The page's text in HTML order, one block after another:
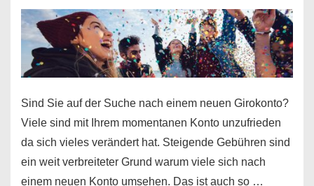
ohne
Einkommensnachweis
Sind Sie auf der Suche nach einem neuen Girokonto?
Viele sind mit Ihrem momentanen Konto unzufrieden
da sich vieles verändert hat. Steigende Gebühren sind
ein weit verbreiteter Grund warum viele sich nach
einem neuen Konto umsehen. Das ist auch so …